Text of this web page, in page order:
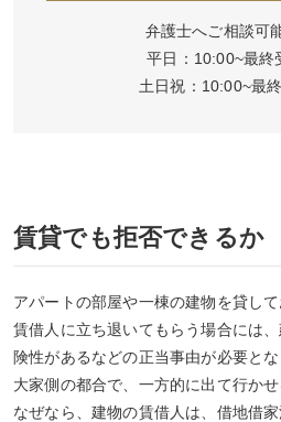
弁護士へご相談可
平日：10:00~最終
土日祝：10:00~最
賃貸でも拒否できるか
アパートの部屋や一棟の建物を貸し
賃借人に立ち退いてもらう場合には
険性があるなどの正当事由が必要とな
大家側の都合で、一方的に出て行かせ
なぜなら、建物の賃借人は、借地借